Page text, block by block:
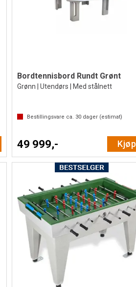
Bordtennisbord Rundt Grønt
Grønn | Utendørs | Med stålnett
Bestillingsvare ca. 30 dager (estimat)
49 999,- Kjøp